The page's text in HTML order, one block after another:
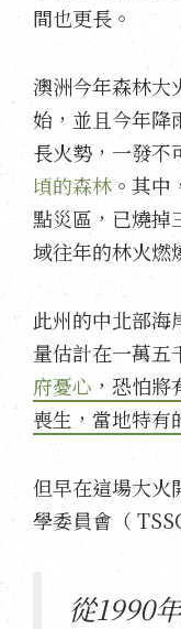
間也更長。
澳洲今年森林大
始，並且今年降
長火勢，一發不
頃的森林 。其
點災區，已燒掉
域往年的林火燃
此州的中北部海
量估計在一萬五
府憂心 ，恐怕
喪生，當地特有
但早在這場大火
學委員會（
從1990